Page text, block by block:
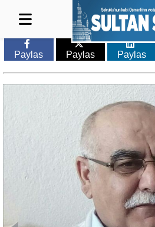
Paylas Paylas Paylas